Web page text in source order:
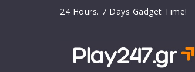
24 Hours. 7 Days Gadget Time!